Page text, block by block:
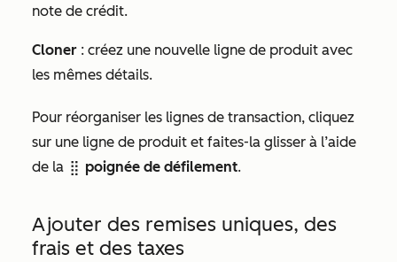
note de crédit.
Cloner : créez une nouvelle ligne de produit avec
les mêmes détails.
Pour réorganiser les lignes de transaction, cliquez
sur une ligne de produit et faites-la glisser à l’aide
de la dragHandle poignée de défilement.
Ajouter des remises uniques, des
frais et des taxes